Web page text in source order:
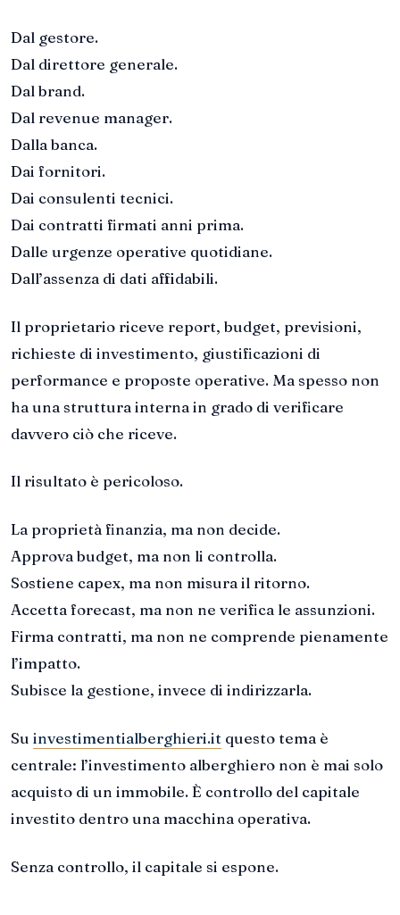
Dal gestore.
Dal direttore generale.
Dal brand.
Dal revenue manager.
Dalla banca.
Dai fornitori.
Dai consulenti tecnici.
Dai contratti firmati anni prima.
Dalle urgenze operative quotidiane.
Dall’assenza di dati affidabili.
Il proprietario riceve report, budget, previsioni,
richieste di investimento, giustificazioni di
performance e proposte operative. Ma spesso non
ha una struttura interna in grado di verificare
davvero ciò che riceve.
Il risultato è pericoloso.
La proprietà finanzia, ma non decide.
Approva budget, ma non li controlla.
Sostiene capex, ma non misura il ritorno.
Accetta forecast, ma non ne verifica le assunzioni.
Firma contratti, ma non ne comprende pienamente
l’impatto.
Subisce la gestione, invece di indirizzarla.
Su investimentialberghieri.it questo tema è
centrale: l’investimento alberghiero non è mai solo
acquisto di un immobile. È controllo del capitale
investito dentro una macchina operativa.
Senza controllo, il capitale si espone.